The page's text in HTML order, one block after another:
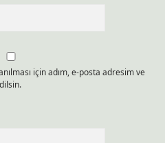
için adım, e-posta adresim ve